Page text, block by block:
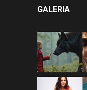
GALERIA